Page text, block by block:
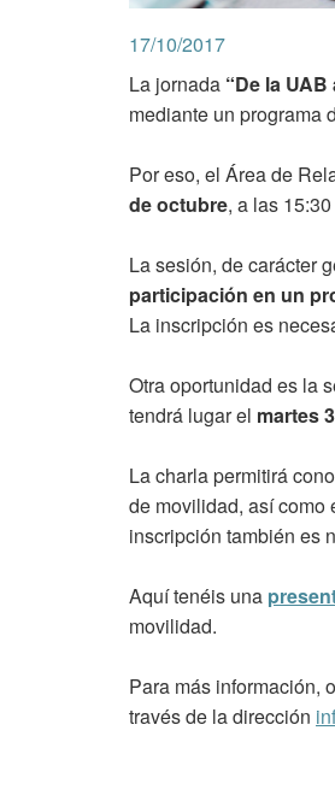
17/10/2017
La jornada “De la
mediante un programa
Por eso, el Área de
de octubre, a las
La sesión, de carácter
participación en un
La inscripción es
Otra oportunidad es la
tendrá lugar el martes
La charla permitirá
de movilidad, así como
inscripción también es
Aquí tenéis una
movilidad.
Para más información,
través de la dirección